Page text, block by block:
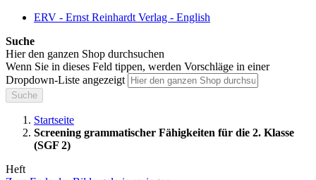
ERV - Ernst Reinhardt Verlag - English
Suche
Hier den ganzen Shop durchsuchen
Wenn Sie in dieses Feld tippen, werden Vorschläge in einer
Dropdown-Liste angezeigt
Suche
Startseite
Screening grammatischer Fähigkeiten für die 2. Klasse
(SGF 2)
Heft